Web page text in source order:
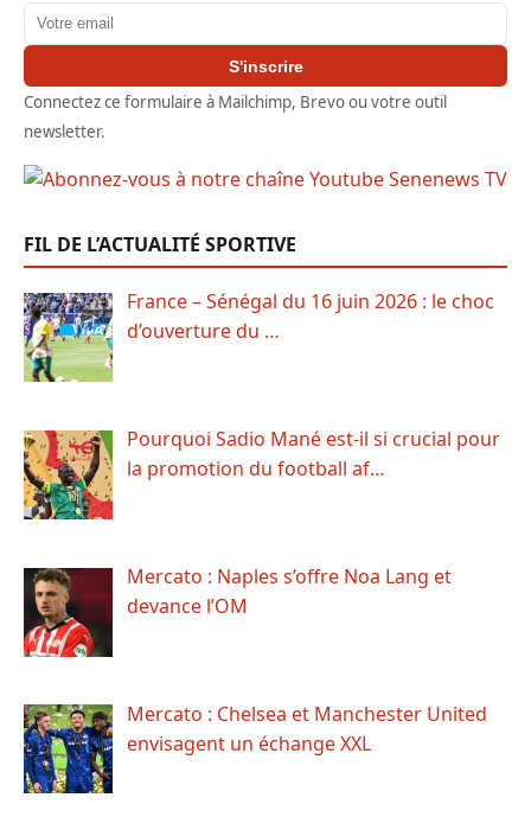
Adresse email
S'inscrire
Connectez ce formulaire à Mailchimp, Brevo ou votre outil
newsletter.
FIL DE L’ACTUALITÉ SPORTIVE
France – Sénégal du 16 juin 2026 : le choc
d’ouverture du …
Pourquoi Sadio Mané est-il si crucial pour
la promotion du football af…
Mercato : Naples s’offre Noa Lang et
devance l’OM
Mercato : Chelsea et Manchester United
envisagent un échange XXL